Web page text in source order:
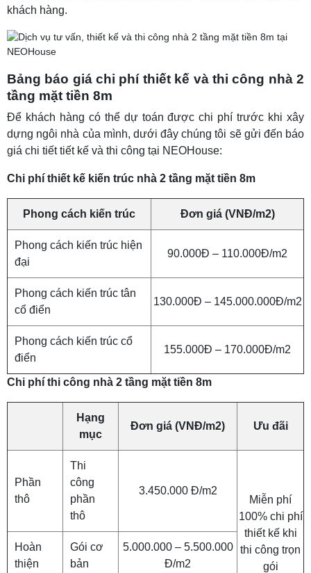
khách hàng.
Bảng báo giá chi phí thiết kế và thi công nhà 2
tầng mặt tiền 8m
Để khách hàng có thể dự toán được chi phí trước khi xây
dựng ngôi nhà của mình, dưới đây chúng tôi sẽ gửi đến báo
giá chi tiết tiết kế và thi công tại NEOHouse:
Chi phí thiết kế kiến trúc nhà 2 tầng mặt tiền 8m
Phong cách kiến trúc Đơn giá (VNĐ/m2)
Phong cách kiến trúc hiện
đại
90.000Đ – 110.000Đ/m2
Phong cách kiến trúc tân
cổ điển
130.000Đ – 145.000.000Đ/m2
Phong cách kiến trúc cổ
điển
155.000Đ – 170.000Đ/m2
Chi phí thi công nhà 2 tầng mặt tiền 8m
Hạng
mục
Đơn giá (VNĐ/m2) Ưu đãi
Phần
thô
Thi
công
phần
thô
3.450.000 Đ/m2
Miễn phí
100% chi phí
thiết kế khi
thi công trọn
gói
Hoàn
thiện
Gói cơ
bản
5.000.000 – 5.500.000
Đ/m2